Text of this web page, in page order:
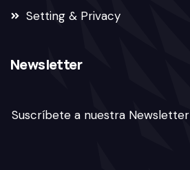
Setting & Privacy
Newsletter
Suscríbete a nuestra Newsletter